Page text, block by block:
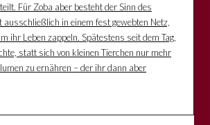
Für Zoba aber besteht der Sinn des
ausschließlich in einem fest gewebten Netz,
ihr Leben zappeln. Spätestens seit dem Tag,
statt sich von kleinen Tierchen nur mehr
zu ernähren – der ihr dann aber